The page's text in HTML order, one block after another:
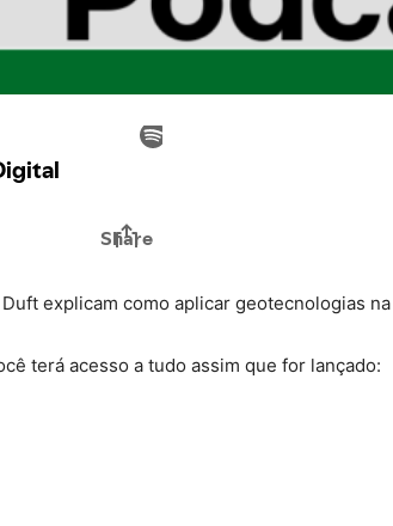
explicam como aplicar geotecnologias
terá acesso a tudo assim que for lançado: